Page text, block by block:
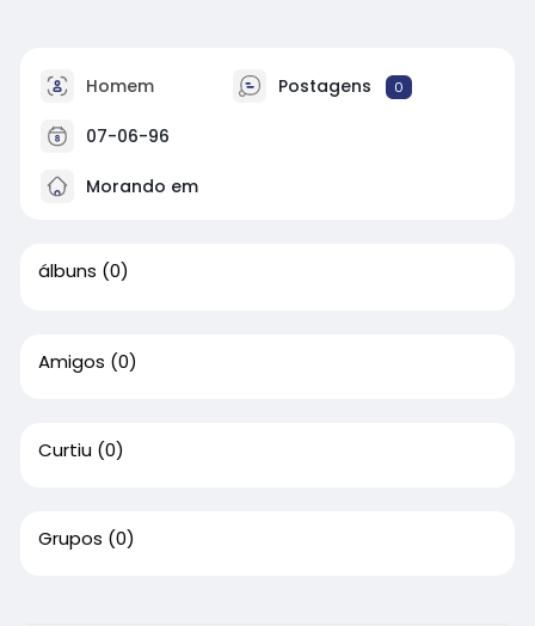
Homem Postagens 0
07-06-96
Morando em
álbuns (0)
Amigos (0)
Curtiu (0)
Grupos (0)